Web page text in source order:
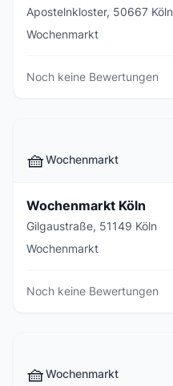
Apostelnkloster, 50667 Köln
Wochenmarkt
Noch keine Bewertungen
🧺Wochenmarkt
Wochenmarkt Köln
Gilgaustraße, 51149 Köln
Wochenmarkt
Noch keine Bewertungen
🧺Wochenmarkt